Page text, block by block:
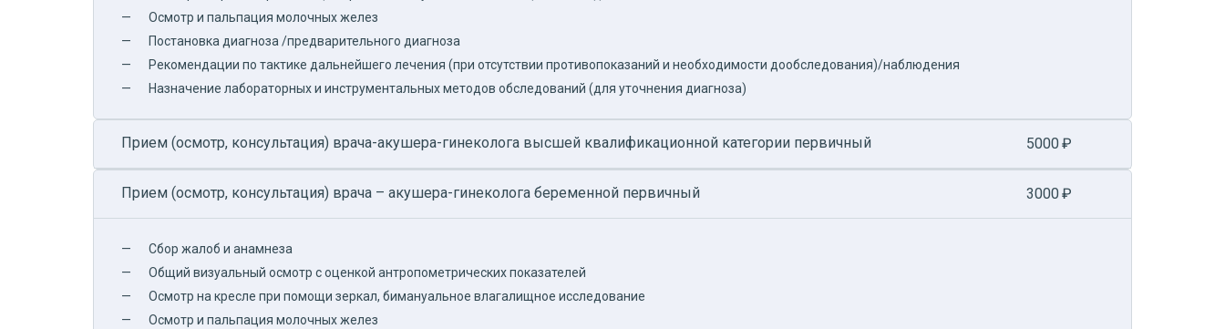
Осмотр и пальпация молочных желез
Постановка диагноза /предварительного диагноза
Рекомендации по тактике дальнейшего лечения (при отсутствии противопоказаний и необходимости дообследования)/наблюдения
Назначение лабораторных и инструментальных методов обследований (для уточнения диагноза)
Прием (осмотр, консультация) врача-акушера-гинеколога высшей квалификационной категории первичный 5000 ₽
Прием (осмотр, консультация) врача – акушера-гинеколога беременной первичный 3000 ₽
Сбор жалоб и анамнеза
Общий визуальный осмотр с оценкой антропометрических показателей
Осмотр на кресле при помощи зеркал, бимануальное влагалищное исследование
Осмотр и пальпация молочных желез